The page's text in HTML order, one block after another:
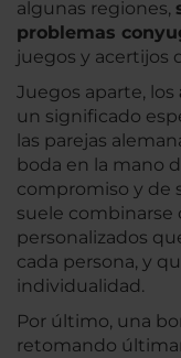
algunas regiones,
problemas
juegos y acertijos
Juegos aparte, los
un significado
las parejas
boda en la mano
compromiso y de
suele combinarse
personalizados
cada persona, y
individualidad.
Por último, una
retomando